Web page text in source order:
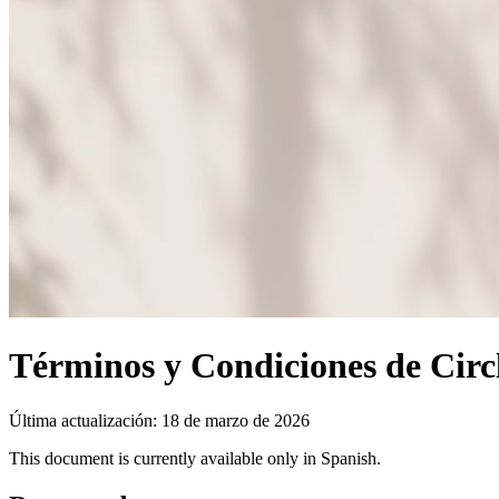
Términos y Condiciones de
Última actualización: 18 de marzo de 2026
This document is currently available only in Spanish.